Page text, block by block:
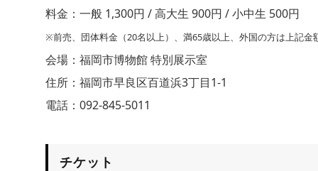
料金：一般 1,300円 / 高大生 900円 / 小中生 500円
※前売、団体料金（20名以上）、満65歳以上、外国の方は上記金
会場：福岡市博物館 特別展示室
住所：福岡市早良区百道浜3丁目1-1
電話：092-845-5011
チケット